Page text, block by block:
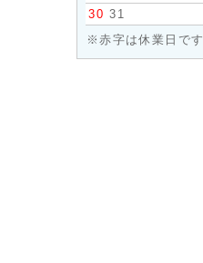
30 31
※赤字は休業日です